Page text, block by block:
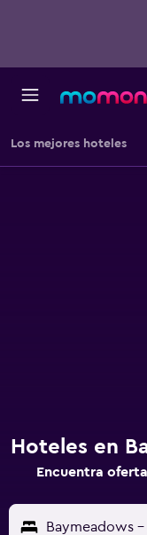
Los mejores hoteles
Hoteles en
Encuentra
Baymeadows -